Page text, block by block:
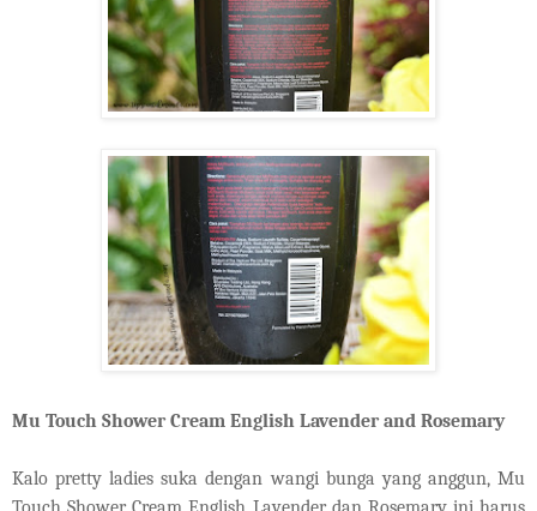
Mu Touch Shower Cream English Lavender and Rosemary
Kalo pretty ladies suka dengan wangi bunga yang anggun, Mu